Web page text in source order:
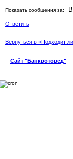
Показать сообщения за:
Ответить
Вернуться в «Подходит
Сайт "Банкротовед"